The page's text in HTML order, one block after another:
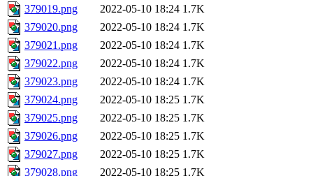
379019.png
2022-05-10 18:24 1.7K
379020.png
2022-05-10 18:24 1.7K
379021.png
2022-05-10 18:24 1.7K
379022.png
2022-05-10 18:24 1.7K
379023.png
2022-05-10 18:24 1.7K
379024.png
2022-05-10 18:25 1.7K
379025.png
2022-05-10 18:25 1.7K
379026.png
2022-05-10 18:25 1.7K
379027.png
2022-05-10 18:25 1.7K
379028.png
2022-05-10 18:25 1.7K